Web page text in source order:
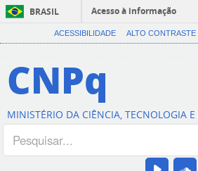
BRASIL
Acesso à informação
ACESSIBILIDADE ALTO CONTRASTE
CNPq
MINISTÉRIO DA CIÊNCIA, TECNOLOGIA E